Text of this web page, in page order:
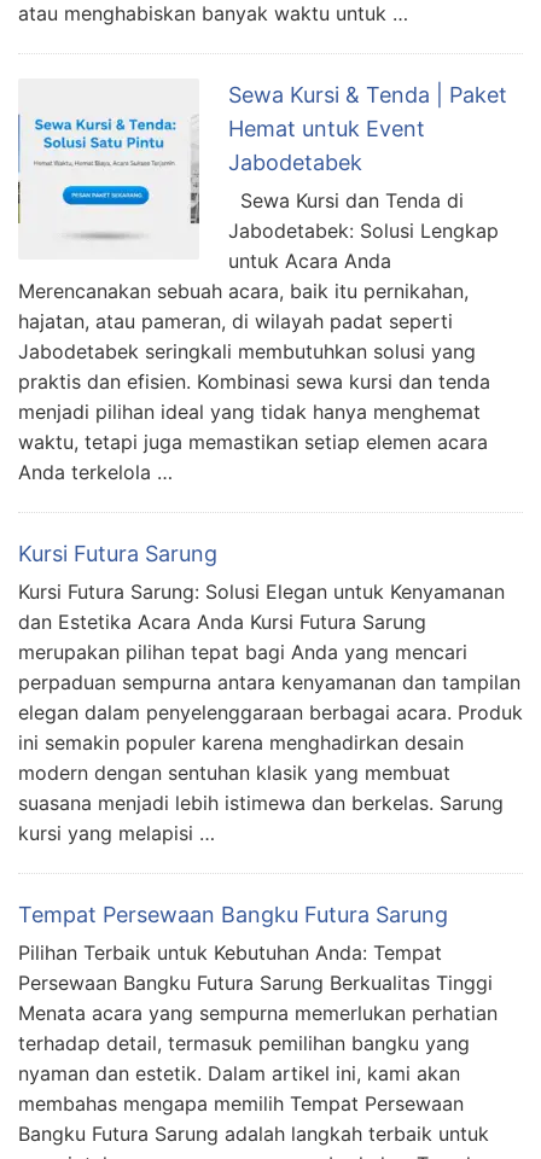
atau menghabiskan banyak waktu untuk …
Sewa Kursi & Tenda | Paket
Hemat untuk Event
Jabodetabek
Sewa Kursi dan Tenda di
Jabodetabek: Solusi Lengkap
untuk Acara Anda
Merencanakan sebuah acara, baik itu pernikahan,
hajatan, atau pameran, di wilayah padat seperti
Jabodetabek seringkali membutuhkan solusi yang
praktis dan efisien. Kombinasi sewa kursi dan tenda
menjadi pilihan ideal yang tidak hanya menghemat
waktu, tetapi juga memastikan setiap elemen acara
Anda terkelola …
Kursi Futura Sarung
Kursi Futura Sarung: Solusi Elegan untuk Kenyamanan
dan Estetika Acara Anda Kursi Futura Sarung
merupakan pilihan tepat bagi Anda yang mencari
perpaduan sempurna antara kenyamanan dan tampilan
elegan dalam penyelenggaraan berbagai acara. Produk
ini semakin populer karena menghadirkan desain
modern dengan sentuhan klasik yang membuat
suasana menjadi lebih istimewa dan berkelas. Sarung
kursi yang melapisi …
Tempat Persewaan Bangku Futura Sarung
Pilihan Terbaik untuk Kebutuhan Anda: Tempat
Persewaan Bangku Futura Sarung Berkualitas Tinggi
Menata acara yang sempurna memerlukan perhatian
terhadap detail, termasuk pemilihan bangku yang
nyaman dan estetik. Dalam artikel ini, kami akan
membahas mengapa memilih Tempat Persewaan
Bangku Futura Sarung adalah langkah terbaik untuk